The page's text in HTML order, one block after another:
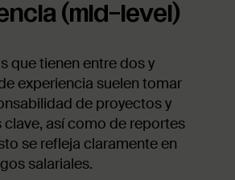
(mid-level)
que tienen entre dos y
experiencia suelen tomar
de proyectos y
así como de reportes
se refleja claramente en
salariales.